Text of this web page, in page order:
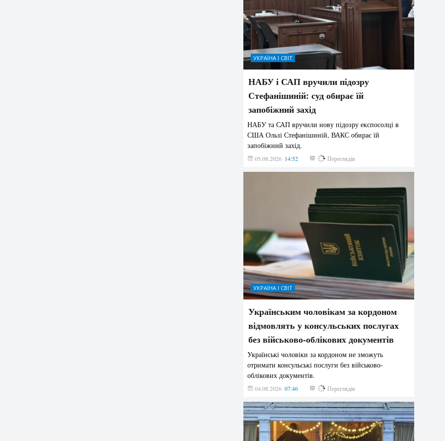
УКРАЇНА І СВІТ
НАБУ і САП вручили підозру
Стефанішиній: суд обирає їй
запобіжний захід
НАБУ та САП вручили нову підозру експосолці в
США Ользі Стефанішиній, ВАКС обирає їй
запобіжний захід.
05.08.2026 14:52 173 Переглядів
УКРАЇНА І СВІТ
Українським чоловікам за кордоном
відмовлять у консульських послугах
без військово-облікових документів
Українські чоловіки за кордоном не зможуть
отримати консульські послуги без військово-
облікових документів.
04.08.2026 07:46 162 Переглядів